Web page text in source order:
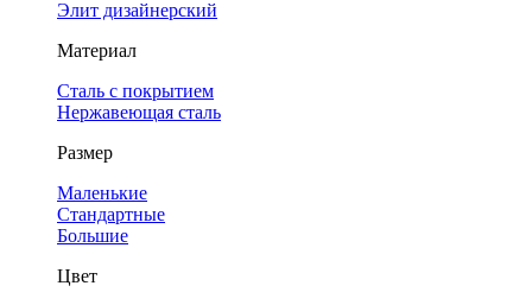
Элит дизайнерский
Материал
Сталь с покрытием
Нержавеющая сталь
Размер
Маленькие
Стандартные
Большие
Цвет